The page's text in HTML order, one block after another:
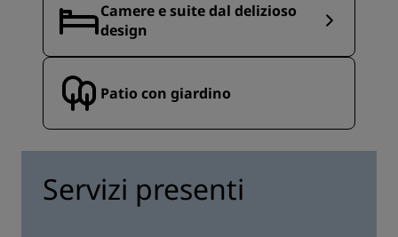
Camere e suite dal delizioso
design
Patio con giardino
Servizi presenti